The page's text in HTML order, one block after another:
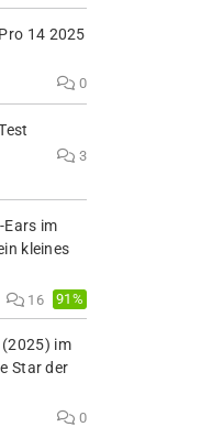
14 2025
0
3
Ears im
kleines
16 91%
(2025) im
Star der
0